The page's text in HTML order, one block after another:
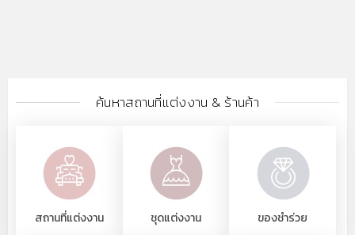
ค้นหาสถานที่แต่งงาน & ร้านค้า
สถานที่แต่งงาน ชุดแต่งงาน ของชำร่วย